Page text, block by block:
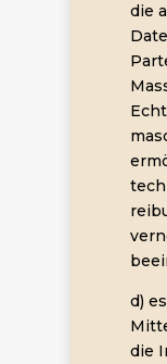
die
d)
die